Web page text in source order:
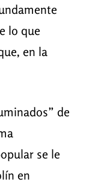
lo que
en la
de
se le
en